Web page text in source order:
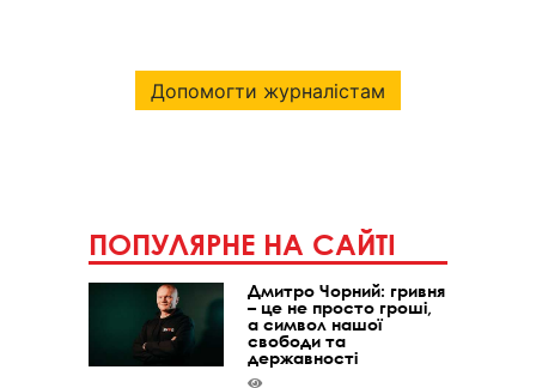
Допомогти журналістам
ПОПУЛЯРНЕ НА САЙТІ
Дмитро Чорний: гривня
– це не просто гроші,
а символ нашої
свободи та
державності